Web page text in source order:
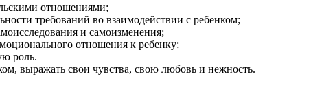
отношениями;
требований во взаимодействии с ребенком;
и самоизменения;
отношения к ребенку;
роль.
выражать свои чувства, свою любовь и нежность.